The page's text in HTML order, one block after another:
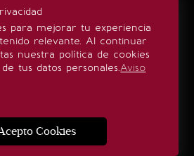
para mejorar tu experiencia
relevante. Al continuar
nuestra política de cookies
tus datos personales.Aviso
Cookies
SÍGUENOS
Quiénes somos